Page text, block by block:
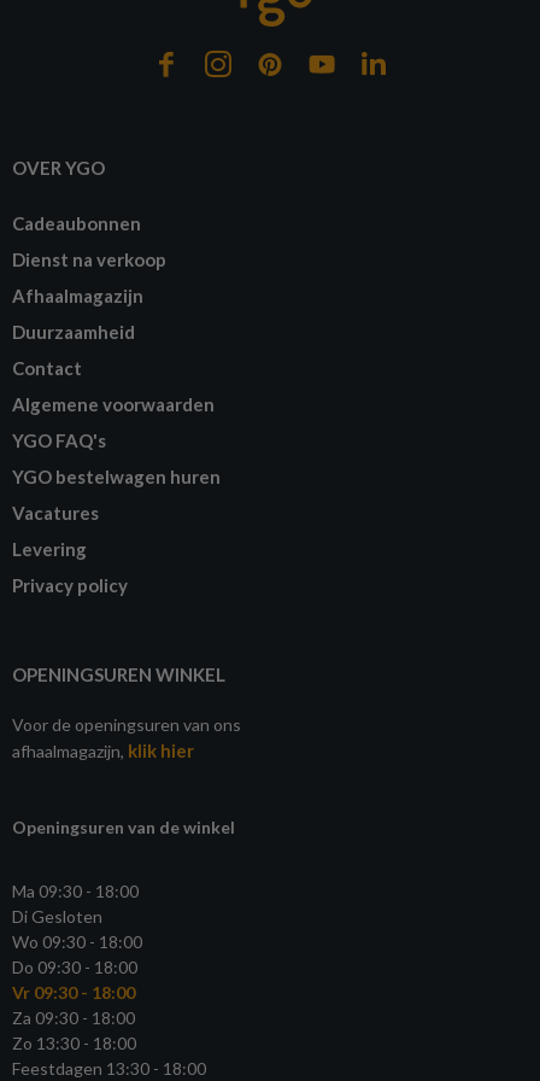
OVER YGO
Cadeaubonnen
Dienst na verkoop
Afhaalmagazijn
Duurzaamheid
Contact
Algemene voorwaarden
YGO FAQ's
YGO bestelwagen huren
Vacatures
Levering
Privacy policy
OPENINGSUREN WINKEL
Voor de openingsuren van ons
afhaalmagazijn, klik hier
Openingsuren van de winkel
Ma 09:30 - 18:00
Di Gesloten
Wo 09:30 - 18:00
Do 09:30 - 18:00
Vr 09:30 - 18:00
Za 09:30 - 18:00
Zo 13:30 - 18:00
Feestdagen 13:30 - 18:00